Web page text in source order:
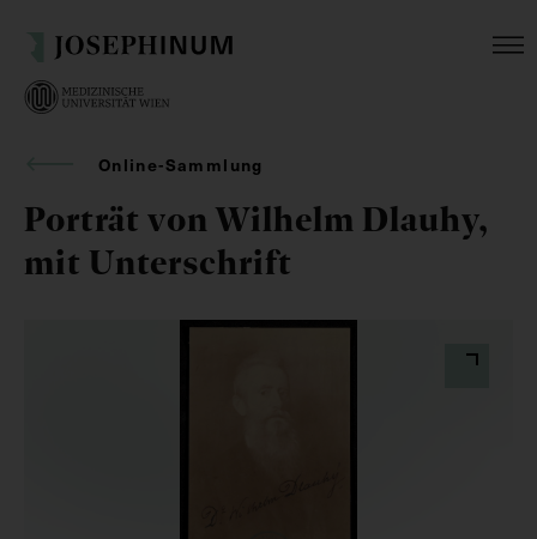
Online-Sammlung
Porträt von Wilhelm Dlauhy,
mit Unterschrift